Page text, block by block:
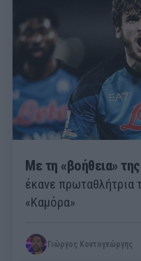
Με τη «βοήθεια»
έκανε πρωταθλήτρια
«Καμόρα»
Γιώργος Κοντογεώργης